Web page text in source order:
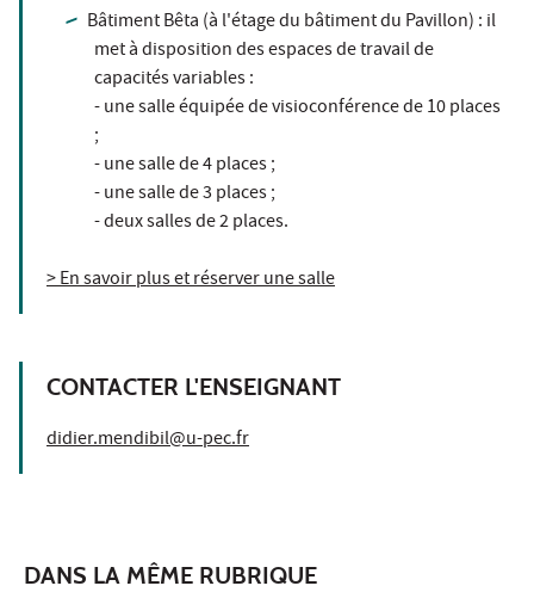
Bâtiment Bêta (à l'étage du bâtiment du Pavillon) : il
met à disposition des espaces de travail de
capacités variables :
- une salle équipée de visioconférence de 10 places
;
- une salle de 4 places ;
- une salle de 3 places ;
- deux salles de 2 places.
> En savoir plus et réserver une salle
CONTACTER L'ENSEIGNANT
didier.mendibil@u-pec.fr
DANS LA MÊME RUBRIQUE